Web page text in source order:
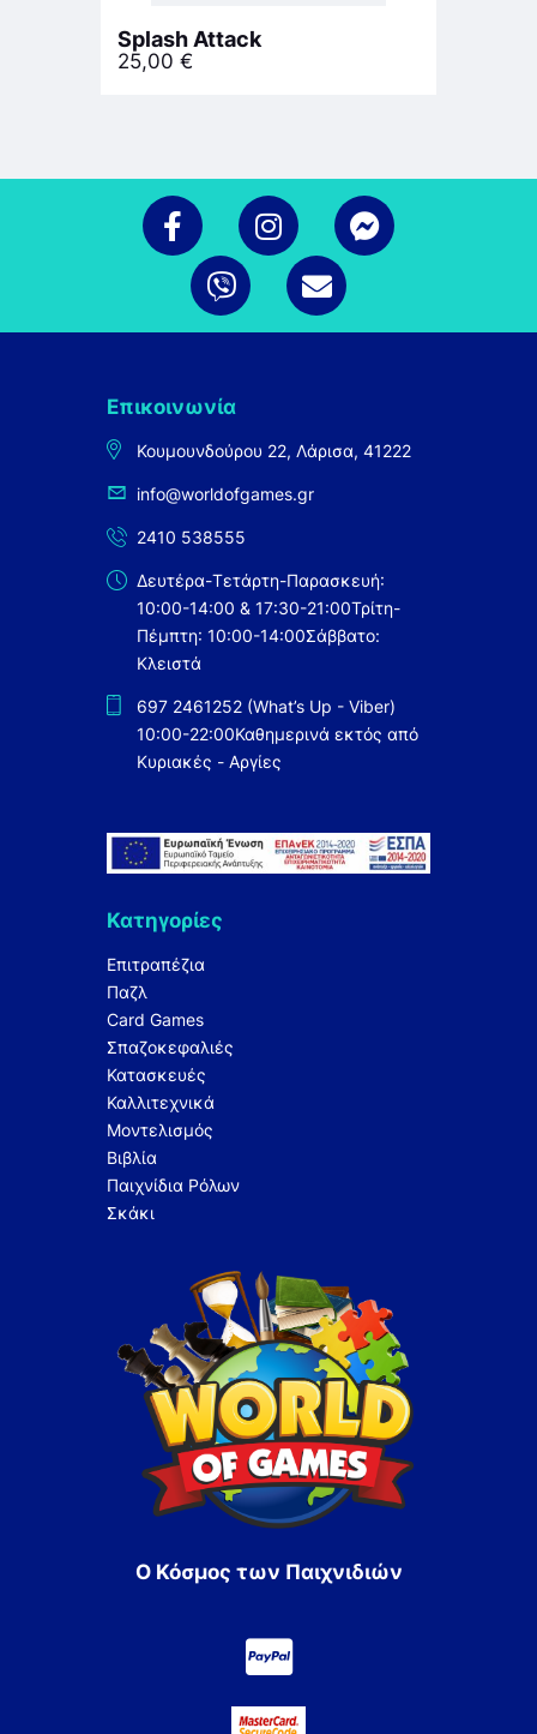
Splash Attack
25,00 €
Επικοινωνία
Κουμουνδούρου 22, Λάρισα, 41222
info@worldofgames.gr
2410 538555
Δευτέρα-Τετάρτη-Παρασκευή:
10:00-14:00 & 17:30-21:00Τρίτη-
Πέμπτη: 10:00-14:00Σάββατο:
Κλειστά
697 2461252 (What’s Up - Viber)
10:00-22:00Καθημερινά εκτός από
Κυριακές - Αργίες
Κατηγορίες
Επιτραπέζια
Παζλ
Card Games
Σπαζοκεφαλιές
Κατασκευές
Καλλιτεχνικά
Μοντελισμός
Βιβλία
Παιχνίδια Ρόλων
Σκάκι
Ο Κόσμος των Παιχνιδιών